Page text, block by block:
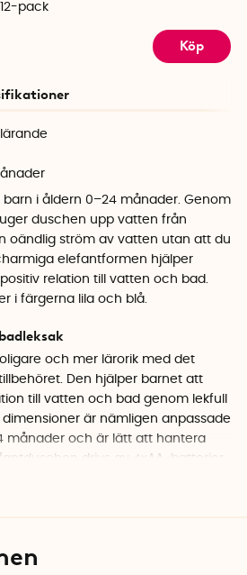
pack
Köp
i åldern 0–24 månader. Genom
duschen upp vatten från
oändlig ström av vatten utan att du
elefantformen hjälper
relation till vatten och bad.
i färgerna lila och blå.
och mer lärorik med det
Den hjälper barnet att
till vatten och bad genom lekfull
dimensioner är nämligen anpassade
månader och är lätt att hantera
drivs av 4xAA-batterier.